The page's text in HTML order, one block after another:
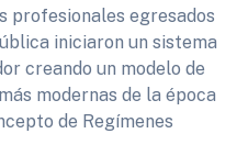
profesionales egresados
iniciaron un sistema
creando un modelo de
modernas de la época
de Regímenes